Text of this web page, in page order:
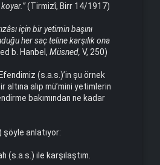
(Tirmizî, Birr 14/1917)
için bir yetimin başını
her saç teline karşılık ona
b. Hanbel, Müsned, V, 250)
(s.a.s.)’in şu örnek
altına alıp mü’mini yetimlerin
bakımından ne kadar
şöyle anlatıyor:
(s.a.s.) ile karşılaştım.